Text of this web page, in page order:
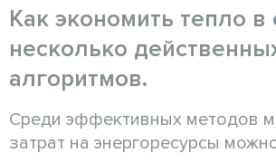
Как экономить тепло в
несколько
алгоритмов.
Среди эффективных методов
затрат на энергоресурсы